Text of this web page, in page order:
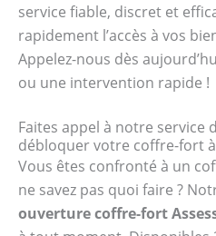
service fiable, discret et
rapidement l’accès à vos
Appelez-nous dès
ou une intervention rapide !
Faites appel à notre service
débloquer votre coffre-fort à
Vous êtes confronté à un
ne savez pas quoi faire ?
ouverture coffre-fort